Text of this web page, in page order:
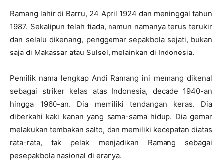
Ramang lahir di Barru, 24 April 1924 dan meninggal tahun
1987. Sekalipun telah tiada, namun namanya terus terukir
dan selalu dikenang, penggemar sepakbola sejati, bukan
saja di Makassar atau Sulsel, melainkan di Indonesia.
Pemilik nama lengkap Andi Ramang ini memang dikenal
sebagai striker kelas atas Indonesia, decade 1940-an
hingga 1960-an. Dia memiliki tendangan keras. Dia
diberkahi kaki kanan yang sama-sama hidup. Dia gemar
melakukan tembakan salto, dan memiliki kecepatan diatas
rata-rata, tak pelak menjadikan Ramang sebagai
pesepakbola nasional di eranya.